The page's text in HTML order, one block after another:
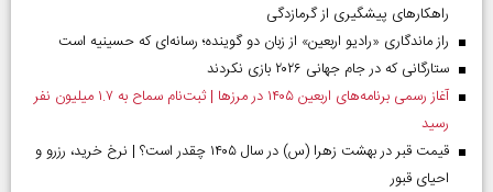
راهکارهای پیشگیری از گرمازدگی
راز ماندگاری «رادیو اربعین» از زبان دو گوینده؛ رسانه‌ای که حسینیه است
ستارگانی که در جام جهانی ۲۰۲۶ بازی نکردند
آغاز رسمی برنامه‌های اربعین ۱۴۰۵ در مرز‌ها | ثبت‌نام سماح به ۱.۷ میلیون نفر
رسید
قیمت قبر در بهشت زهرا (س) در سال ۱۴۰۵ چقدر است؟ | نرخ خرید، رزرو و
احیای قبور